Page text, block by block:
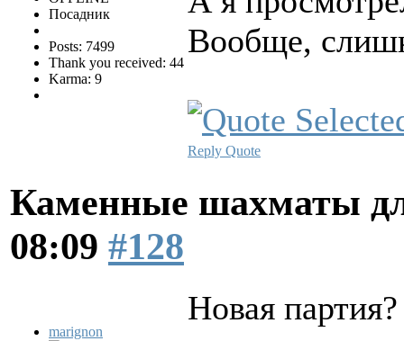
Посадник
Posts: 7499
Thank you received: 44
Karma: 9
Вообще,
Reply Quote
Каменные шахматы
08:09 #128
marignon
Новая партия?